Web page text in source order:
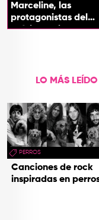
Marceline, las
protagonistas del
próximo spin-off de
LO MÁS LEÍDO
PERROS
Canciones de rock
inspiradas en